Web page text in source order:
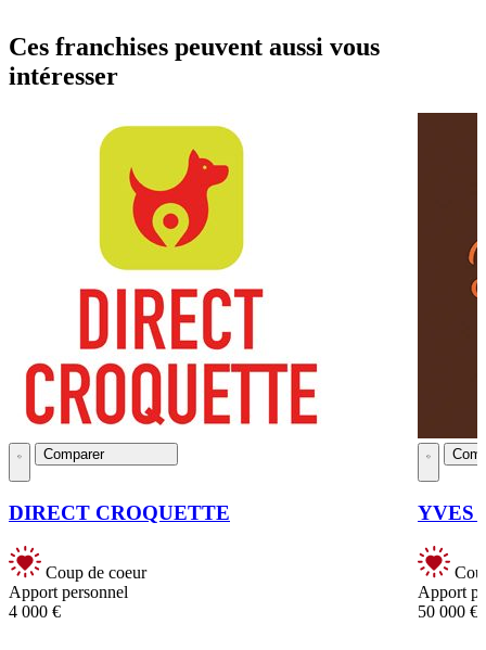
Ces franchises peuvent aussi vous
intéresser
Comparer
DIRECT CROQUETTE
Coup de coeur
Apport personnel
4 000 €
YVES
Apport
50 000 €